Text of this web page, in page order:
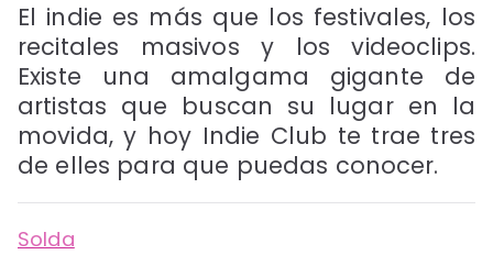
El indie es más que los festivales, los
recitales masivos y los videoclips.
Existe una amalgama gigante de
artistas que buscan su lugar en la
movida, y hoy Indie Club te trae tres
de elles para que puedas conocer.
Solda